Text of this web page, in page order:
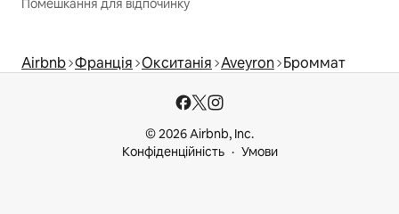
Помешкання для відпочинку
Airbnb Франція Окситанія Aveyron Броммат
© 2026 Airbnb, Inc.
Конфіденційність
Умови